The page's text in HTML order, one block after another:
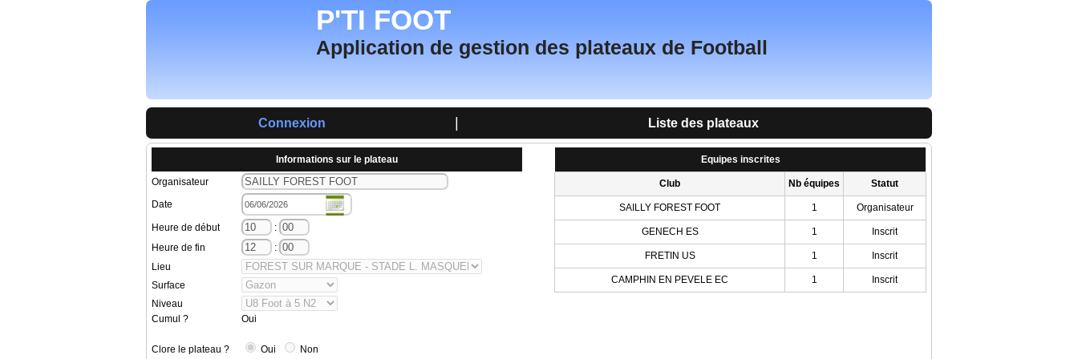
P'TI FOOT
Application de gestion des plateaux de Football
Connexion Liste des plateaux
Informations sur le plateau
Organisateur
Date
Heure de début
:
Heure de fin
:
Lieu
Surface
Niveau
Cumul ?
Oui
Clore le plateau ? Oui Non
Equipes inscrites
Club Nb équipes Statut
SAILLY FOREST FOOT 1 Organisateur
GENECH ES 1 Inscrit
FRETIN US 1 Inscrit
CAMPHIN EN PEVELE EC 1 Inscrit